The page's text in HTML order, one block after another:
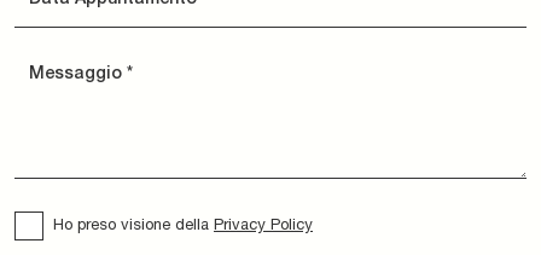
Ho preso visione della Privacy Policy